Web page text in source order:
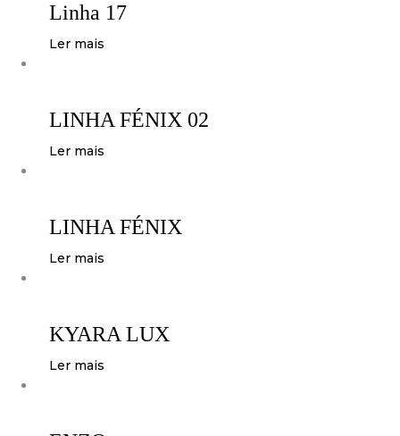
Linha 17
Ler mais
LINHA FÉNIX 02
Ler mais
LINHA FÉNIX
Ler mais
KYARA LUX
Ler mais